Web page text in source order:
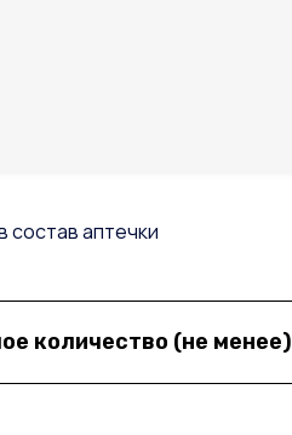
состав аптечки
количество (не менее)